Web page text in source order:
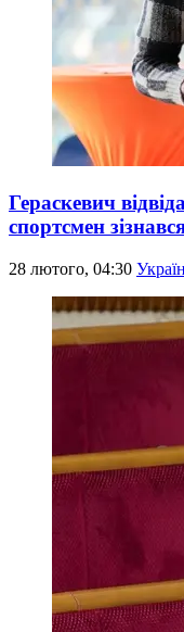
Гераскевич
спортсмен
28 лютого, 04:30